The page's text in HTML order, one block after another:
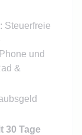
Steuerfreie
und
&
30 Tage